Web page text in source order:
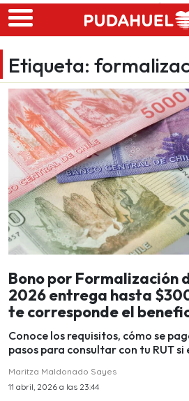
Skip to main content
Etiqueta:
Bono por Formalización
2026 entrega hasta
te corresponde el
Conoce los requisitos, cómo se
pasos para consultar con tu RUT
Maritza Maldonado Sayes
11 abril, 2026 a las 23:44